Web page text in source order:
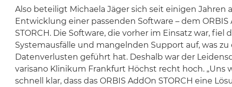
Also beteiligt Michaela Jäger sich seit einigen Jahren
Entwicklung einer passenden Software – dem ORBIS
STORCH. Die Software, die vorher im Einsatz war, fiel
Systemausfälle und mangelnden Support auf, was zu
Datenverlusten geführt hat. Deshalb war der
varisano Klinikum Frankfurt Höchst recht hoch. „Uns
schnell klar, dass das ORBIS AddOn STORCH eine